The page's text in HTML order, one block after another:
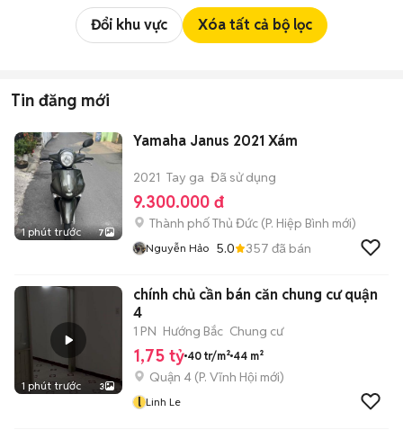
Đổi khu vực Xóa tất cả bộ lọc
Tin đăng mới
1 phút trước 7
Yamaha Janus 2021 Xám
2021 Tay ga Đã sử dụng
9.300.000 đ
Thành phố Thủ Đức (P. Hiệp Bình mới)
Nguyễn Hảo 5.0 357 đã bán
1 phút trước 3
chính chủ cần bán căn chung cư quận
4
1 PN Hướng Bắc Chung cư
1,75 tỷ 40 tr/m² 44 m²
Quận 4 (P. Vĩnh Hội mới)
l Linh Le